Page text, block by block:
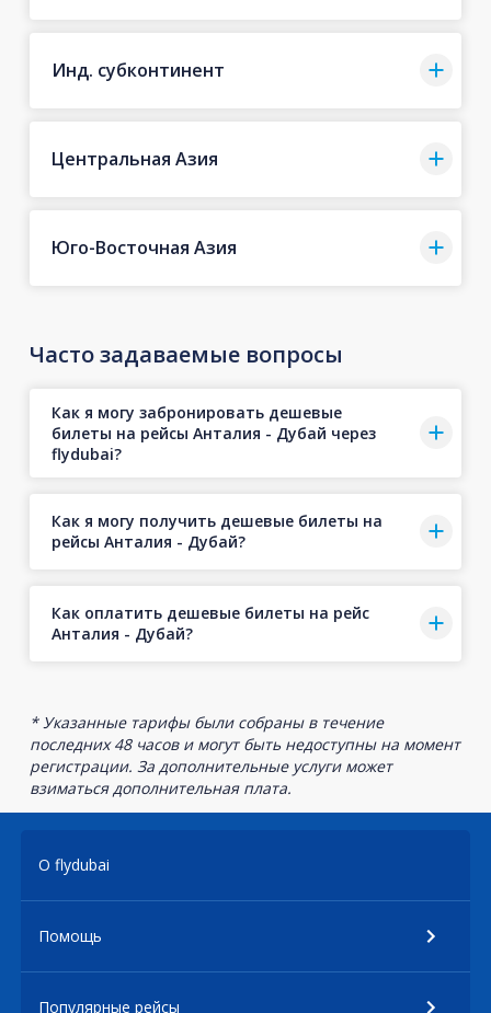
Инд. субконтинент
Центральная Азия
Юго-Восточная Азия
Часто задаваемые вопросы
Как я могу забронировать дешевые
билеты на рейсы Анталия - Дубай через
flydubai?
Как я могу получить дешевые билеты на
рейсы Анталия - Дубай?
Как оплатить дешевые билеты на рейс
Анталия - Дубай?
* Указанные тарифы были собраны в течение
последних 48 часов и могут быть недоступны на момент
регистрации. За дополнительные услуги может
взиматься дополнительная плата.
О flydubai
Помощь
Популярные рейсы